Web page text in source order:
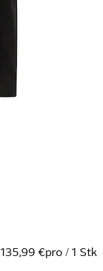
135,99 €pro / 1 Stk